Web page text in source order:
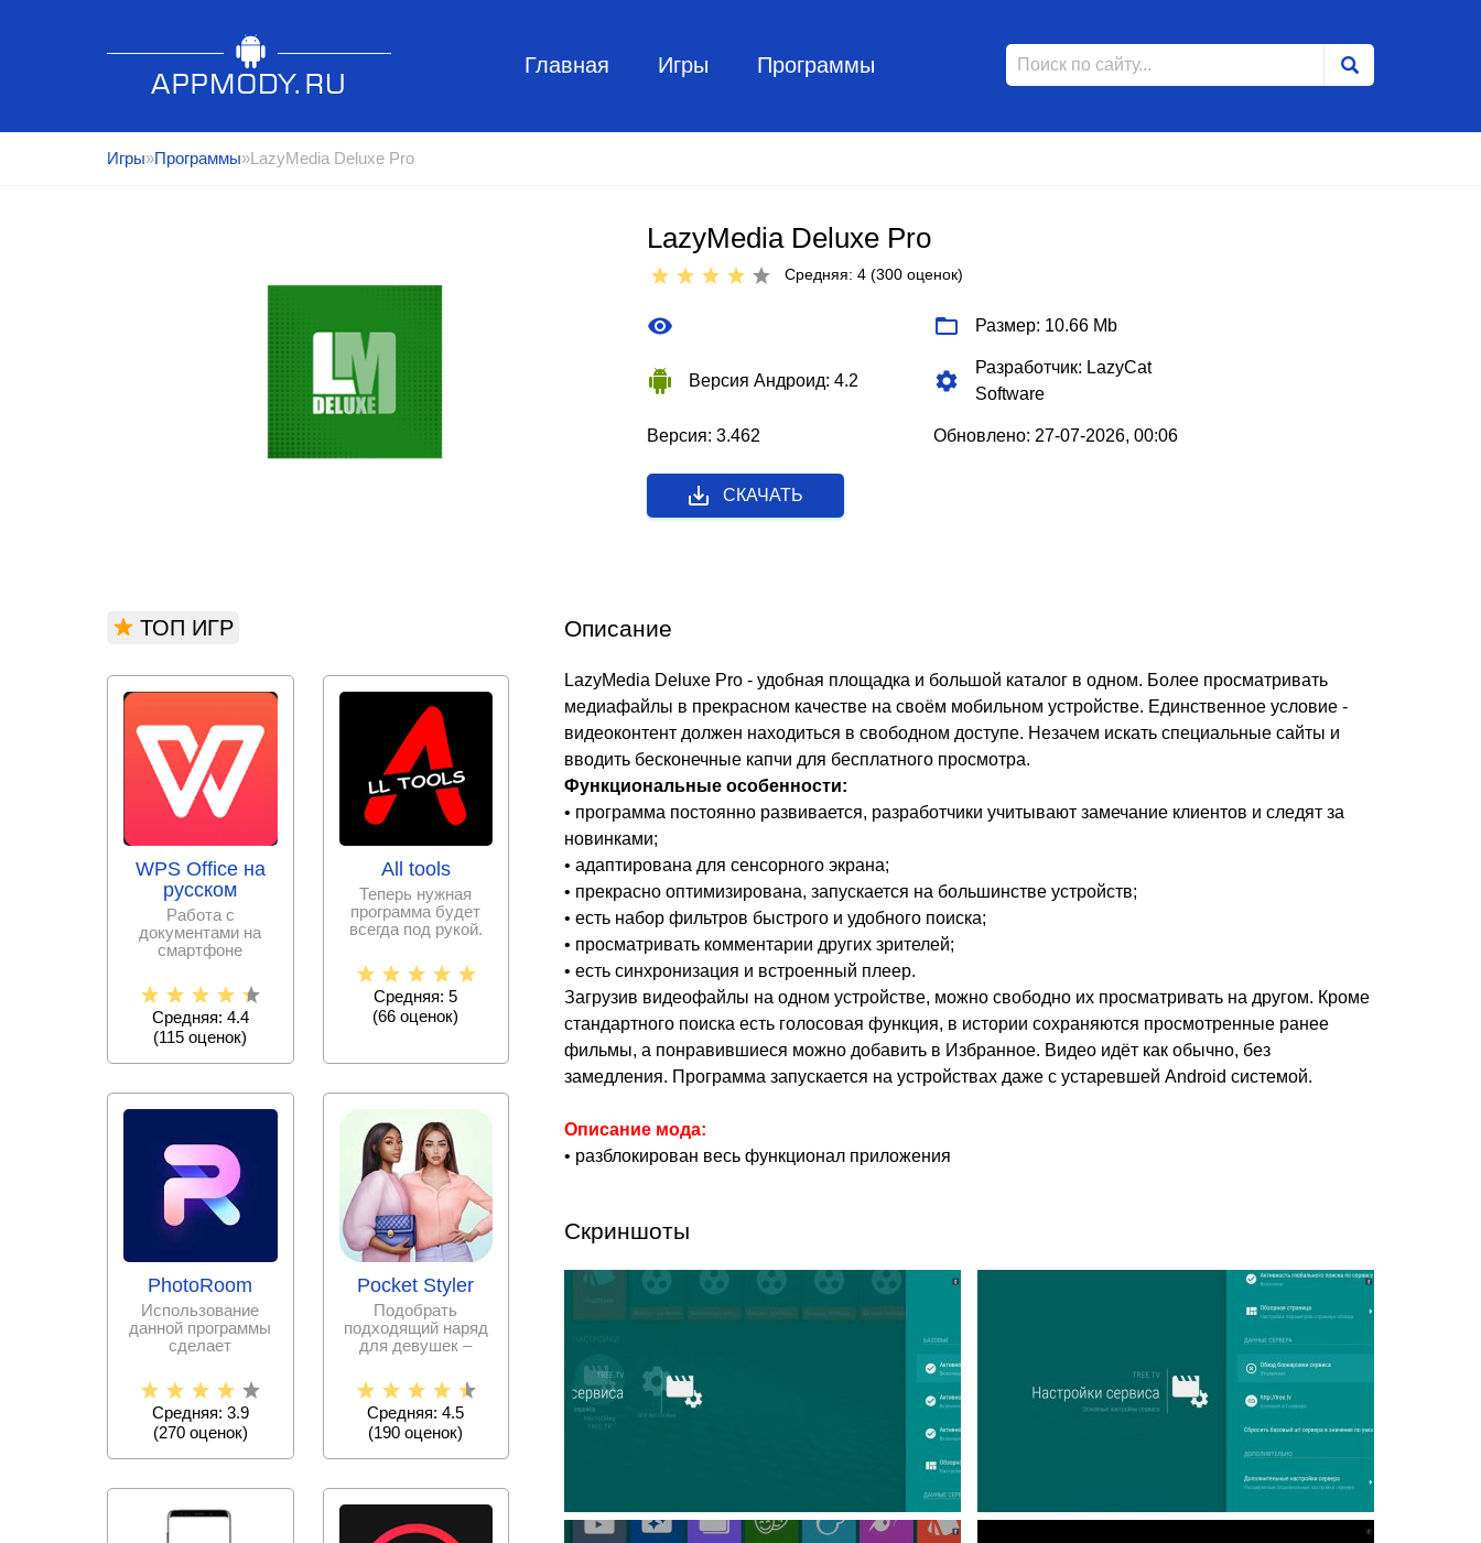
Главная Игры Программы
Игры»Программы»LazyMedia Deluxe Pro
LazyMedia Deluxe Pro
Средняя: 4 (300 оценок)
Размер: 10.66 Mb
Версия Андроид: 4.2
Разработчик: LazyCat
Software
Версия: 3.462 Обновлено: 27-07-2026, 00:06
СКАЧАТЬ
Описание
LazyMedia Deluxe Pro - удобная площадка и большой каталог в одном. Более просматривать
медиафайлы в прекрасном качестве на своём мобильном устройстве. Единственное условие -
видеоконтент должен находиться в свободном доступе. Незачем искать специальные сайты и
вводить бесконечные капчи для бесплатного просмотра.
Функциональные особенности:
• программа постоянно развивается, разработчики учитывают замечание клиентов и следят за
новинками;
• адаптирована для сенсорного экрана;
• прекрасно оптимизирована, запускается на большинстве устройств;
• есть набор фильтров быстрого и удобного поиска;
• просматривать комментарии других зрителей;
• есть синхронизация и встроенный плеер.
Загрузив видеофайлы на одном устройстве, можно свободно их просматривать на другом. Кроме
стандартного поиска есть голосовая функция, в истории сохраняются просмотренные ранее
фильмы, а понравившиеся можно добавить в Избранное. Видео идёт как обычно, без
замедления. Программа запускается на устройствах даже с устаревшей Android системой.
Описание мода:
• разблокирован весь функционал приложения
Скриншоты
ТОП ИГР
WPS Office на
русском
Работа с
документами на
смартфоне
проще с набором
офисных программ,
Средняя: 4.4
(115 оценок)
All tools
Теперь нужная
программа будет
всегда под рукой.
скачивать тысячи
Средняя: 5
(66 оценок)
PhotoRoom
Использование
данной программы
сделает
фотографий
простым и
Средняя: 3.9
(270оценок)
Pocket Styler
Подобрать
подходящий наряд
для девушек –
непростое.
Испытайте свои
силы в
Средняя: 4.5
(190 оценок)